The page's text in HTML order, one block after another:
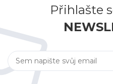
Přihlašte